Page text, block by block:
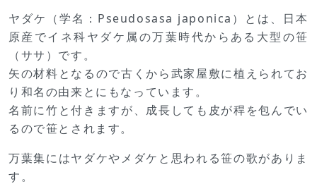
ヤダケ（学名：Pseudosasa japonica）とは、日本
原産でイネ科ヤダケ属の万葉時代からある大型の笹
（ササ）です。
矢の材料となるので古くから武家屋敷に植えられてお
り和名の由来とにもなっています。
名前に竹と付きますが、成長しても皮が稈を包んでい
るので笹とされます。
万葉集にはヤダケやメダケと思われる笹の歌がありま
す。